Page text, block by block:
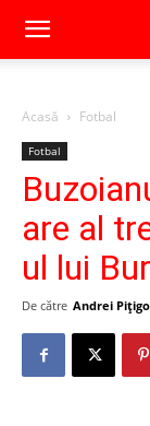
Acasă Fotbal
Fotbal
are al
ul lui
De către Andrei